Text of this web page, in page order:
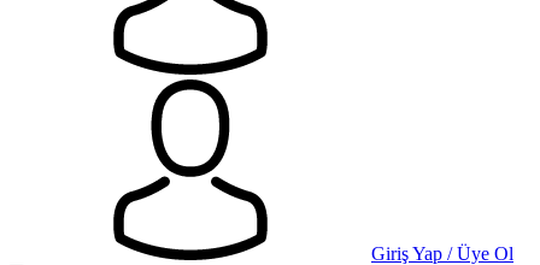
Giriş Yap / Üye Ol